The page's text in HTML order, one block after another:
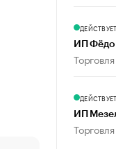
ДЕЙСТВУЕТ
ИП
ДЕЙСТВУЕТ
ИП